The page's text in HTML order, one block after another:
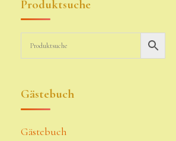
Produktsuche
Gästebuch
Gästebuch